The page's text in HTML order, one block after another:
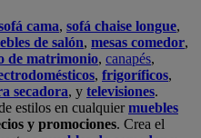
cama, sofá chaise longue,
de salón, mesas comedor,
de matrimonio, canapés,
, frigoríficos,
secadora, y televisiones.
estilos en cualquiermuebles
y promociones. Crea el